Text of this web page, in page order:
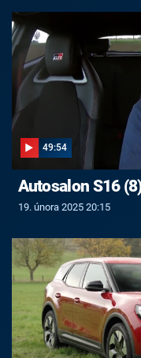
49:54
Autosalon S16
19. února 2025 20:15